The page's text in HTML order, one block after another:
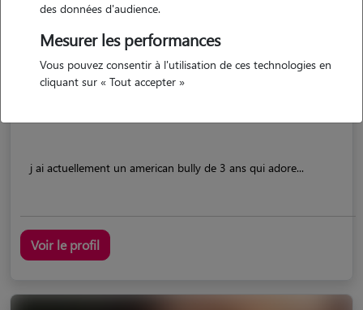
Angelique
LE PECQ 78230
appartement
j ai actuellement un american bully de 3 ans qui adore...
Voir le profil
des données d'audience.
Mesurer les performances
Vous pouvez consentir à l'utilisation de ces technologies en
cliquant sur « Tout accepter »